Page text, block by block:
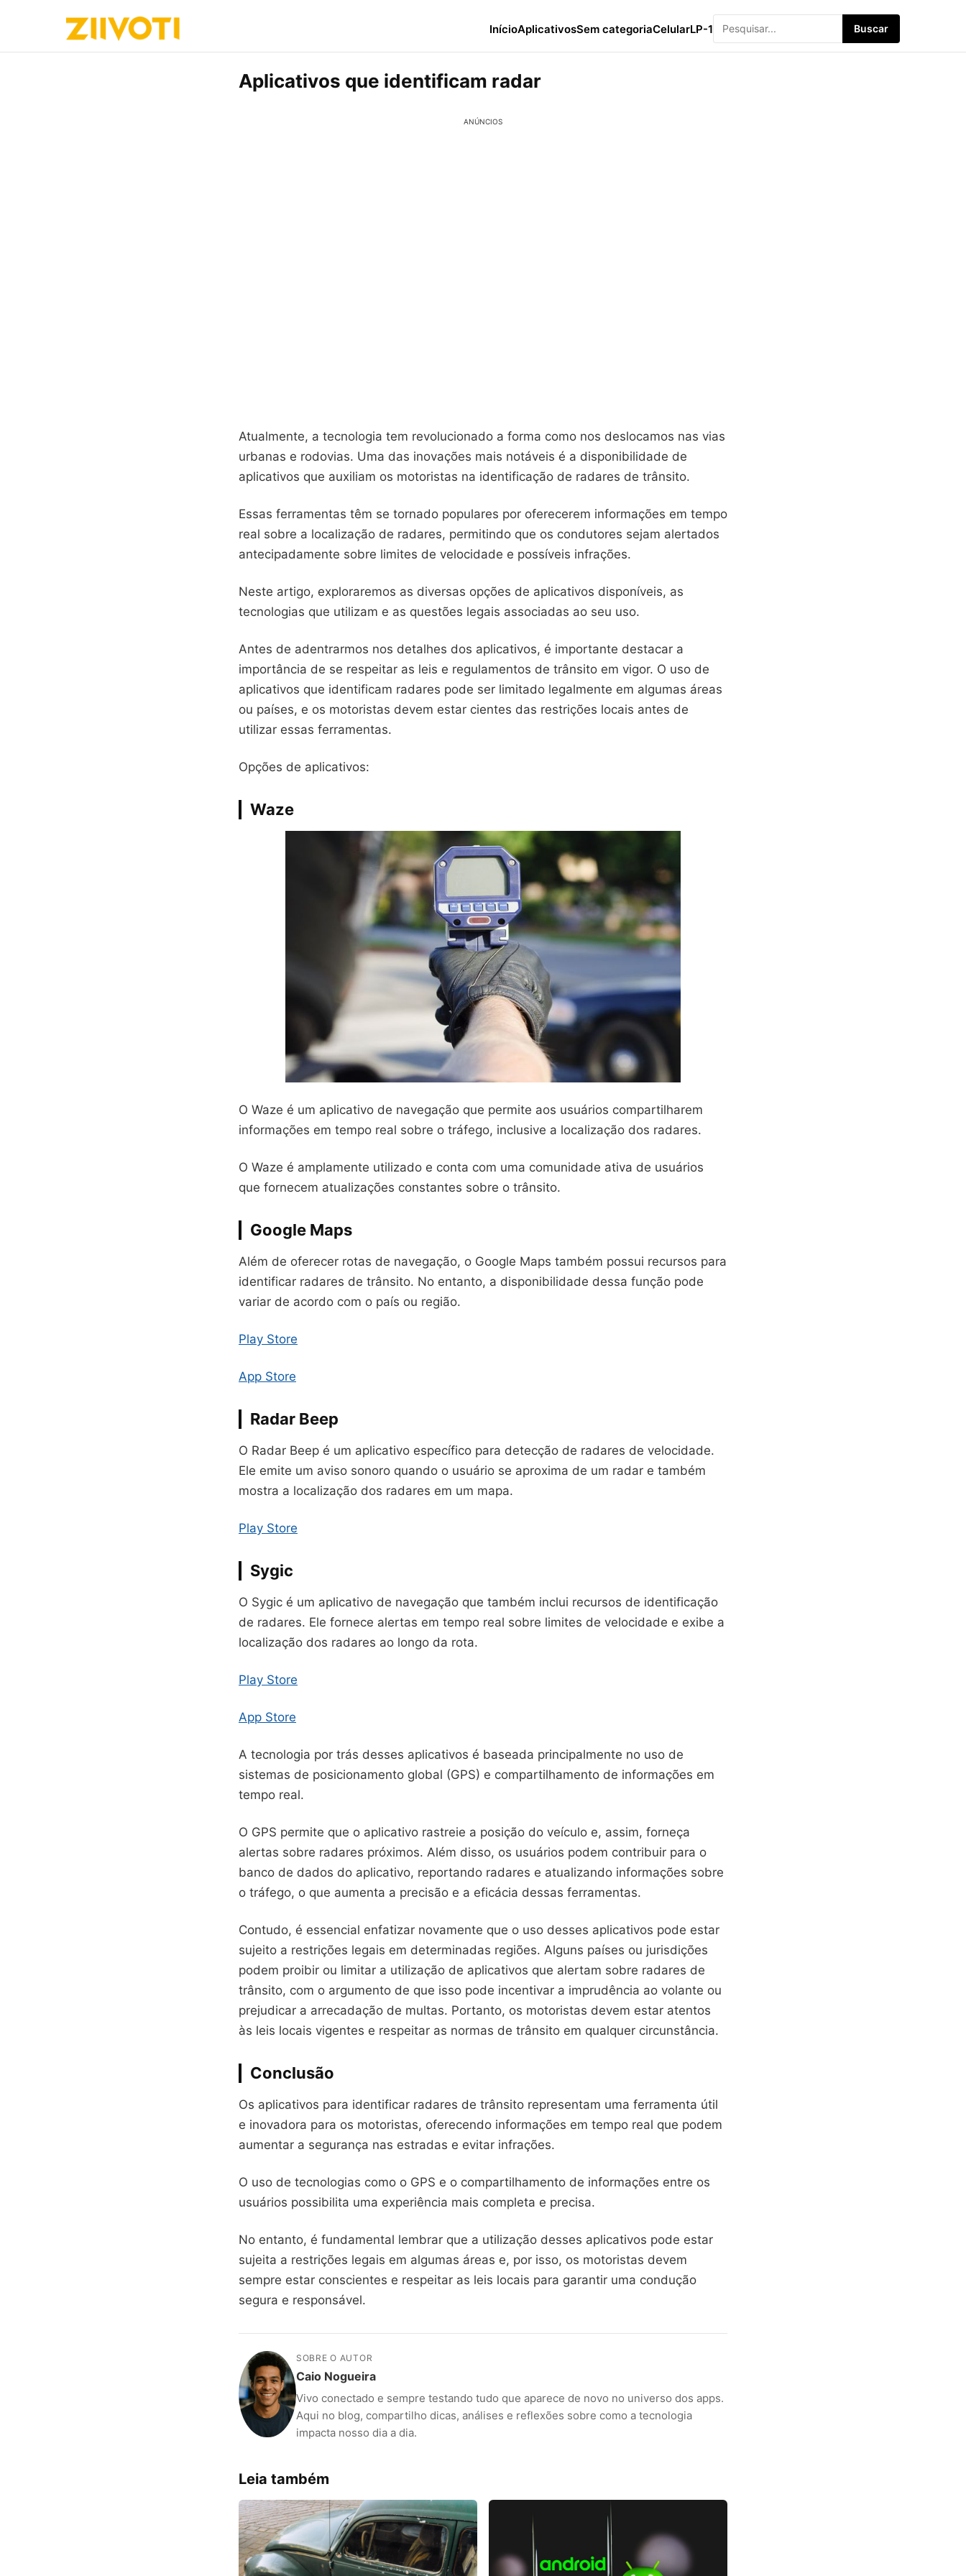
InícioAplicativosSem categoriaCelularLP-1 Buscar
Aplicativos que identificam radar
ANÚNCIOS
Atualmente, a tecnologia tem revolucionado a forma como nos deslocamos nas vias
urbanas e rodovias. Uma das inovações mais notáveis é a disponibilidade de
aplicativos que auxiliam os motoristas na identificação de radares de trânsito.
Essas ferramentas têm se tornado populares por oferecerem informações em tempo
real sobre a localização de radares, permitindo que os condutores sejam alertados
antecipadamente sobre limites de velocidade e possíveis infrações.
Neste artigo, exploraremos as diversas opções de aplicativos disponíveis, as
tecnologias que utilizam e as questões legais associadas ao seu uso.
Antes de adentrarmos nos detalhes dos aplicativos, é importante destacar a
importância de se respeitar as leis e regulamentos de trânsito em vigor. O uso de
aplicativos que identificam radares pode ser limitado legalmente em algumas áreas
ou países, e os motoristas devem estar cientes das restrições locais antes de
utilizar essas ferramentas.
Opções de aplicativos:
Waze
O Waze é um aplicativo de navegação que permite aos usuários compartilharem
informações em tempo real sobre o tráfego, inclusive a localização dos radares.
O Waze é amplamente utilizado e conta com uma comunidade ativa de usuários
que fornecem atualizações constantes sobre o trânsito.
Google Maps
Além de oferecer rotas de navegação, o Google Maps também possui recursos para
identificar radares de trânsito. No entanto, a disponibilidade dessa função pode
variar de acordo com o país ou região.
Play Store
App Store
Radar Beep
O Radar Beep é um aplicativo específico para detecção de radares de velocidade.
Ele emite um aviso sonoro quando o usuário se aproxima de um radar e também
mostra a localização dos radares em um mapa.
Play Store
Sygic
O Sygic é um aplicativo de navegação que também inclui recursos de identificação
de radares. Ele fornece alertas em tempo real sobre limites de velocidade e exibe a
localização dos radares ao longo da rota.
Play Store
App Store
A tecnologia por trás desses aplicativos é baseada principalmente no uso de
sistemas de posicionamento global (GPS) e compartilhamento de informações em
tempo real.
O GPS permite que o aplicativo rastreie a posição do veículo e, assim, forneça
alertas sobre radares próximos. Além disso, os usuários podem contribuir para o
banco de dados do aplicativo, reportando radares e atualizando informações sobre
o tráfego, o que aumenta a precisão e a eficácia dessas ferramentas.
Contudo, é essencial enfatizar novamente que o uso desses aplicativos pode estar
sujeito a restrições legais em determinadas regiões. Alguns países ou jurisdições
podem proibir ou limitar a utilização de aplicativos que alertam sobre radares de
trânsito, com o argumento de que isso pode incentivar a imprudência ao volante ou
prejudicar a arrecadação de multas. Portanto, os motoristas devem estar atentos
às leis locais vigentes e respeitar as normas de trânsito em qualquer circunstância.
Conclusão
Os aplicativos para identificar radares de trânsito representam uma ferramenta útil
e inovadora para os motoristas, oferecendo informações em tempo real que podem
aumentar a segurança nas estradas e evitar infrações.
O uso de tecnologias como o GPS e o compartilhamento de informações entre os
usuários possibilita uma experiência mais completa e precisa.
No entanto, é fundamental lembrar que a utilização desses aplicativos pode estar
sujeita a restrições legais em algumas áreas e, por isso, os motoristas devem
sempre estar conscientes e respeitar as leis locais para garantir uma condução
segura e responsável.
SOBRE O AUTOR
Caio Nogueira
Vivo conectado e sempre testando tudo que aparece de novo no universo dos apps.
Aqui no blog, compartilho dicas, análises e reflexões sobre como a tecnologia
impacta nosso dia a dia.
Leia também